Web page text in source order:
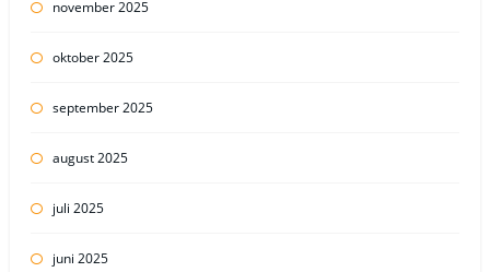
november 2025
oktober 2025
september 2025
august 2025
juli 2025
juni 2025